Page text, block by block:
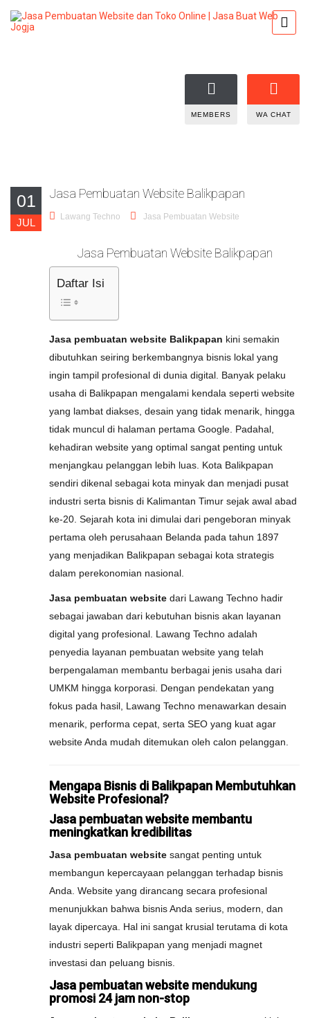
MEMBERS WA CHAT
01
JUL
Jasa Pembuatan Website Balikpapan
Lawang Techno Jasa Pembuatan Website
Jasa Pembuatan Website Balikpapan
Daftar Isi
Jasa pembuatan website Balikpapan kini semakin
dibutuhkan seiring berkembangnya bisnis lokal yang
ingin tampil profesional di dunia digital. Banyak pelaku
usaha di Balikpapan mengalami kendala seperti website
yang lambat diakses, desain yang tidak menarik, hingga
tidak muncul di halaman pertama Google. Padahal,
kehadiran website yang optimal sangat penting untuk
menjangkau pelanggan lebih luas. Kota Balikpapan
sendiri dikenal sebagai kota minyak dan menjadi pusat
industri serta bisnis di Kalimantan Timur sejak awal abad
ke-20. Sejarah kota ini dimulai dari pengeboran minyak
pertama oleh perusahaan Belanda pada tahun 1897
yang menjadikan Balikpapan sebagai kota strategis
dalam perekonomian nasional.
Jasa pembuatan website dari Lawang Techno hadir
sebagai jawaban dari kebutuhan bisnis akan layanan
digital yang profesional. Lawang Techno adalah
penyedia layanan pembuatan website yang telah
berpengalaman membantu berbagai jenis usaha dari
UMKM hingga korporasi. Dengan pendekatan yang
fokus pada hasil, Lawang Techno menawarkan desain
menarik, performa cepat, serta SEO yang kuat agar
website Anda mudah ditemukan oleh calon pelanggan.
Mengapa Bisnis di Balikpapan Membutuhkan
Website Profesional?
Jasa pembuatan website membantu
meningkatkan kredibilitas
Jasa pembuatan website sangat penting untuk
membangun kepercayaan pelanggan terhadap bisnis
Anda. Website yang dirancang secara profesional
menunjukkan bahwa bisnis Anda serius, modern, dan
layak dipercaya. Hal ini sangat krusial terutama di kota
industri seperti Balikpapan yang menjadi magnet
investasi dan peluang bisnis.
Jasa pembuatan website mendukung
promosi 24 jam non-stop